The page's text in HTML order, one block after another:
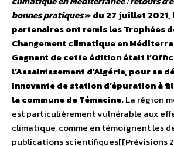
bonnes pratiques» du 27 juillet 2021,
partenaires ont remis les Trophées
Changement climatique en
Gagnant de cette édition était
l’Assainissement d’Algérie, pour sa
innovante de station d’épuration à
la commune de Témacine.La région
est particulièrement vulnérable aux
climatique, comme en témoignent les
publications scientifiques[[Prévisions